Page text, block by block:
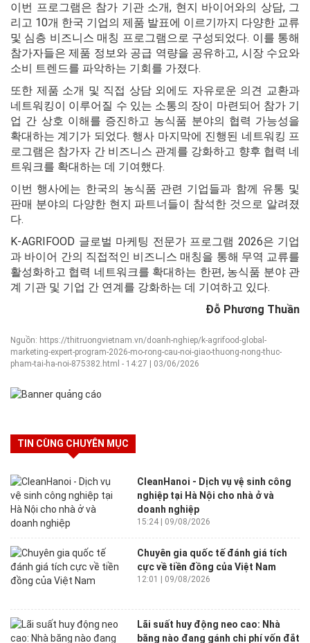
이번 프로그램은 참가 기관 소개, 현지 바이어와의 상담, 그
리고 10개 한국 기업의 제품 발표에 이르기까지 다양한 교류
및 심층 비즈니스 매칭 프로그램으로 구성되었다. 이를 통해
참가자들은 제품 정보와 공급 역량을 공유하고, 시장 수요와
소비 트렌드를 파악하는 기회를 가졌다.
또한 제품 소개 및 직접 상담 외에도 자유로운 의견 교환과
네트워킹이 이루어질 수 있는 소통의 장이 마련되어 참가 기
업 간 상호 이해를 증진하고 농식품 분야의 협력 가능성을
확대하는 계기가 되었다. 행사 마지막에 진행된 네트워킹 프
로그램은 참가자 간 비즈니스 관계를 강화하고 향후 협력 네
트워크를 확대하는 데 기여했다.
이번 행사에는 한국의 농식품 관련 기업들과 함께 유통 및
판매 분야의 다양한 현지 파트너들이 참석한 것으로 알려졌
다.
K-AGRIFOOD 글로벌 마케팅 전문가 프로그램 2026은 기업
과 바이어 간의 직접적인 비즈니스 매칭을 통해 무역 교류를
활성화하고 협력 네트워크를 확대하는 한편, 농식품 분야 관
계 기관 및 기업 간 연계를 강화하는 데 기여하고 있다.
Đỗ Phương Thuần
Nguồn: https://thitruongvietnam.vn/doanh-nghiep/k-agrifood-global-
marketing-expert-program-2026-mo-rong-cau-noi-giao-thuong-nong-thuc-
pham-tai-ha-noi-875382.html - 14:27 | 03/06/2026
TIN CÙNG CHUYÊN MỤC
CleanHanoi - Dịch vụ vệ sinh công
nghiệp tại Hà Nội cho nhà ở và
doanh nghiệp
15:24 | 09/08/2026
Chuyên gia quốc tế đánh giá tích
cực về tiền đồng của Việt Nam
12:01 | 09/08/2026
Lãi suất huy động neo cao: Nhà
băng nào đang gánh chi phí vốn đắt